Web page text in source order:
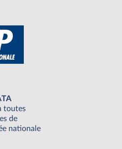
toutes
de
nationale